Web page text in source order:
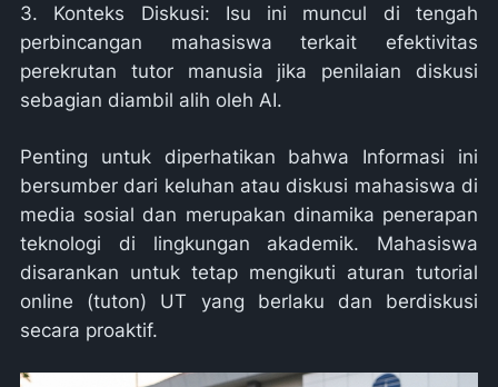
3. Konteks Diskusi: Isu ini muncul di tengah
perbincangan mahasiswa terkait efektivitas
perekrutan tutor manusia jika penilaian diskusi
sebagian diambil alih oleh AI.
Penting untuk diperhatikan bahwa Informasi ini
bersumber dari keluhan atau diskusi mahasiswa di
media sosial dan merupakan dinamika penerapan
teknologi di lingkungan akademik. Mahasiswa
disarankan untuk tetap mengikuti aturan tutorial
online (tuton) UT yang berlaku dan berdiskusi
secara proaktif.